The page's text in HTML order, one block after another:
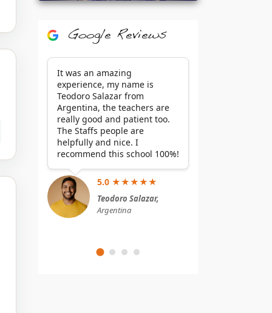
Google Reviews
It was an amazing
experience, my name is
Teodoro Salazar from
Argentina, the teachers are
really good and patient too.
The Staffs people are
helpfully and nice. I
recommend this school 100%!
5.0 ★★★★★
Teodoro Salazar,
Argentina